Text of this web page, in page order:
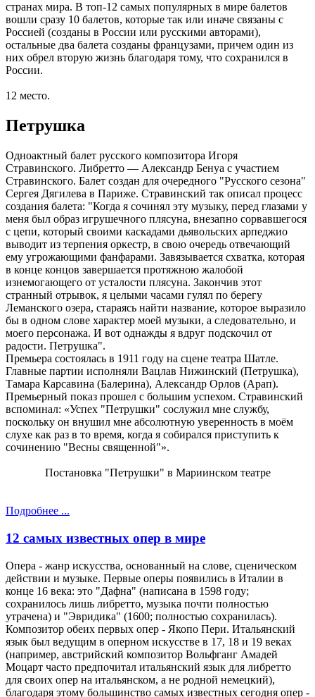
странах мира. В топ-12 самых популярных в мире балетов
вошли сразу 10 балетов, которые так или иначе связаны с
Россией (созданы в России или русскими авторами),
остальные два балета созданы французами, причем один из
них обрел вторую жизнь благодаря тому, что сохранился в
России.
12 место.
Петрушка
Одноактный балет русского композитора Игоря
Стравинского. Либретто — Александр Бенуа с участием
Стравинского. Балет создан для очередного "Русского сезона"
Сергея Дягилева в Париже. Стравинский так описал процесс
создания балета: "Когда я сочинял эту музыку, перед глазами у
меня был образ игрушечного плясуна, внезапно сорвавшегося
с цепи, который своими каскадами дьявольских арпеджио
выводит из терпения оркестр, в свою очередь отвечающий
ему угрожающими фанфарами. Завязывается схватка, которая
в конце концов завершается протяжною жалобой
изнемогающего от усталости плясуна. Закончив этот
странный отрывок, я целыми часами гулял по берегу
Леманского озера, стараясь найти название, которое выразило
бы в одном слове характер моей музыки, а следовательно, и
моего персонажа. И вот однажды я вдруг подскочил от
радости. Петрушка".
Премьера состоялась в 1911 году на сцене театра Шатле.
Главные партии исполняли Вацлав Нижинский (Петрушка),
Тамара Карсавина (Балерина), Александр Орлов (Арап).
Премьерный показ прошел с большим успехом. Стравинский
вспоминал: «Успех "Петрушки" сослужил мне службу,
поскольку он внушил мне абсолютную уверенность в моём
слухе как раз в то время, когда я собирался приступить к
сочинению "Весны священной"».
Постановка "Петрушки" в Мариинском театре
Подробнее ...
12 cамых известных опер в мире
Опера - жанр искусства, основанный на слове, сценическом
действии и музыке. Первые оперы появились в Италии в
конце 16 века: это "Дафна" (написана в 1598 году;
сохранилось лишь либретто, музыка почти полностью
утрачена) и "Эвридика" (1600; полностью сохранилась).
Композитор обеих первых опер - Якопо Пери. Итальянский
язык был ведущим в оперном искусстве в 17, 18 и 19 веках
(например, австрийский композитор Вольфганг Амадей
Моцарт часто предпочитал итальянский язык для либретто
для своих опер на итальянском, а не родной немецкий),
благодаря этому большинство самых известных сегодня опер -